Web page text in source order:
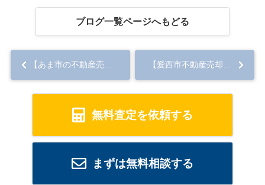
ブログ一覧ページへもどる
【あま市の不動産売却】査定 【愛西市不動産売却】土地相続におけるトラブルとは？よくあるトラブル事例と解決策を解説...
無料査定を依頼する
まずは無料相談する